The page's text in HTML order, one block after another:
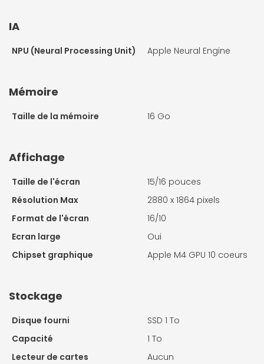
IA
NPU (Neural Processing Unit) Apple Neural Engine
Mémoire
Taille de la mémoire 16 Go
Affichage
Taille de l'écran
15/16 pouces
Résolution Max
2880 x 1864 pixels
Format de l'écran
16/10
Ecran large
Oui
Chipset graphique
Apple M4 GPU 10 coeurs
Stockage
Disque fourni
SSD 1 To
Capacité
1 To
Lecteur de cartes
Aucun